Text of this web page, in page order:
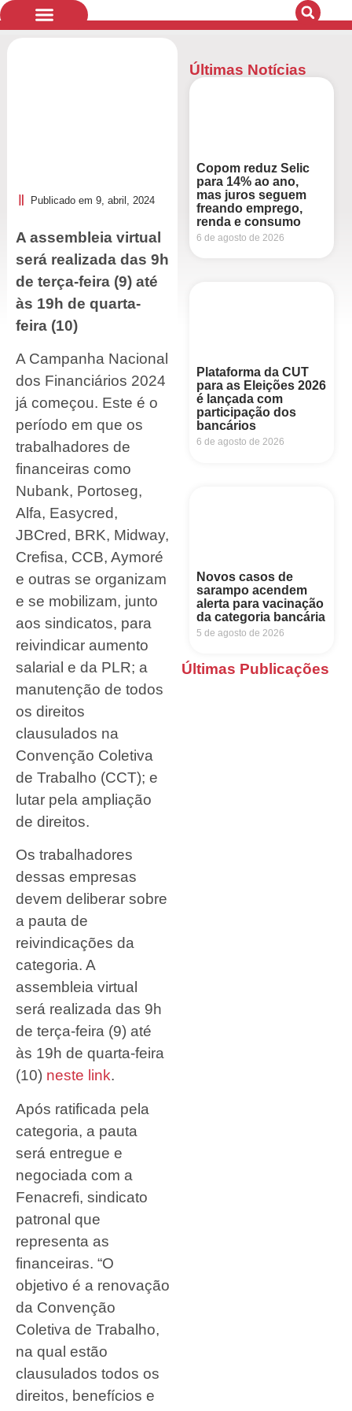
Publicado em 9, abril, 2024
A assembleia virtual
será realizada das 9h
de terça-feira (9) até
às 19h de quarta-
feira (10)
A Campanha Nacional
dos Financiários 2024
já começou. Este é o
período em que os
trabalhadores de
financeiras como
Nubank, Portoseg,
Alfa, Easycred,
JBCred, BRK, Midway,
Crefisa, CCB, Aymoré
e outras se organizam
e se mobilizam, junto
aos sindicatos, para
reivindicar aumento
salarial e da PLR; a
manutenção de todos
os direitos
clausulados na
Convenção Coletiva
de Trabalho (CCT); e
lutar pela ampliação
de direitos.
Os trabalhadores
dessas empresas
devem deliberar sobre
a pauta de
reivindicações da
categoria. A
assembleia virtual
será realizada das 9h
de terça-feira (9) até
às 19h de quarta-feira
(10) neste link.
Após ratificada pela
categoria, a pauta
será entregue e
negociada com a
Fenacrefi, sindicato
patronal que
representa as
financeiras. “O
objetivo é a renovação
da Convenção
Coletiva de Trabalho,
na qual estão
clausulados todos os
direitos, benefícios e
Últimas Notícias
Copom reduz Selic
para 14% ao ano,
mas juros seguem
freando emprego,
renda e consumo
6 de agosto de 2026
Plataforma da CUT
para as Eleições 2026
é lançada com
participação dos
bancários
6 de agosto de 2026
Novos casos de
sarampo acendem
alerta para vacinação
da categoria bancária
5 de agosto de 2026
Últimas Publicações